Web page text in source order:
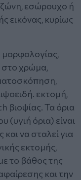
εσώρουχο ή
εικόνας, κυρίως
μορφολογίας,
στο χρώμα,
εκτομή,
βιοψίας. Τα όρια
(υγιή όρια) είναι
να σταλεί για
εκτομής,
το βάθος της
και την